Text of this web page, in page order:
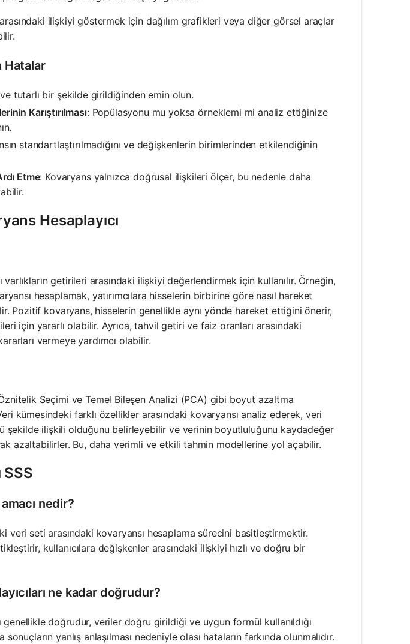
ilişkiyi göstermek için dağılım grafikleri veya diğer görsel araçlar
Hatalar
tutarlı bir şekilde girildiğinden emin olun.
Karıştırılması: Popülasyonu mu yoksa örneklemi mi analiz ettiğinize
standartlaştırılmadığını ve değişkenlerin birimlerinden etkilendiğinin
Etme: Kovaryans yalnızca doğrusal ilişkileri ölçer, bu nedenle daha
Hesaplayıcı
getirileri arasındaki ilişkiyi değerlendirmek için kullanılır. Örneğin,
hesaplamak, yatırımcılara hisselerin birbirine göre nasıl hareket
Pozitif kovaryans, hisselerin genellikle aynı yönde hareket ettiğini önerir,
için yararlı olabilir. Ayrıca, tahvil getiri ve faiz oranları arasındaki
vermeye yardımcı olabilir.
Seçimi ve Temel Bileşen Analizi (PCA) gibi boyut azaltma
kümesindeki farklı özellikler arasındaki kovaryansı analiz ederek, veri
şekilde ilişkili olduğunu belirleyebilir ve verinin boyutluluğunu kaydadeğer
azaltabilirler. Bu, daha verimli ve etkili tahmin modellerine yol açabilir.
SSS
nedir?
iki veri seti arasındaki kovaryansı hesaplama sürecini basitleştirmektir.
kullanıcılara değişkenler arasındaki ilişkiyi hızlı ve doğru bir
ne kadar doğrudur?
genellikle doğrudur, veriler doğru girildiği ve uygun formül kullanıldığı
yanlış anlaşılması nedeniyle olası hataların farkında olunmalıdır.